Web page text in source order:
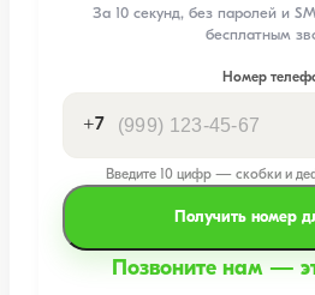
За 10 секунд, без паролей и
бесплатным
Номер
+7
Введите 10 цифр — скобки и
Получить номер
Позвоните нам —